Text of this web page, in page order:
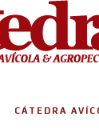
CÁTEDRA